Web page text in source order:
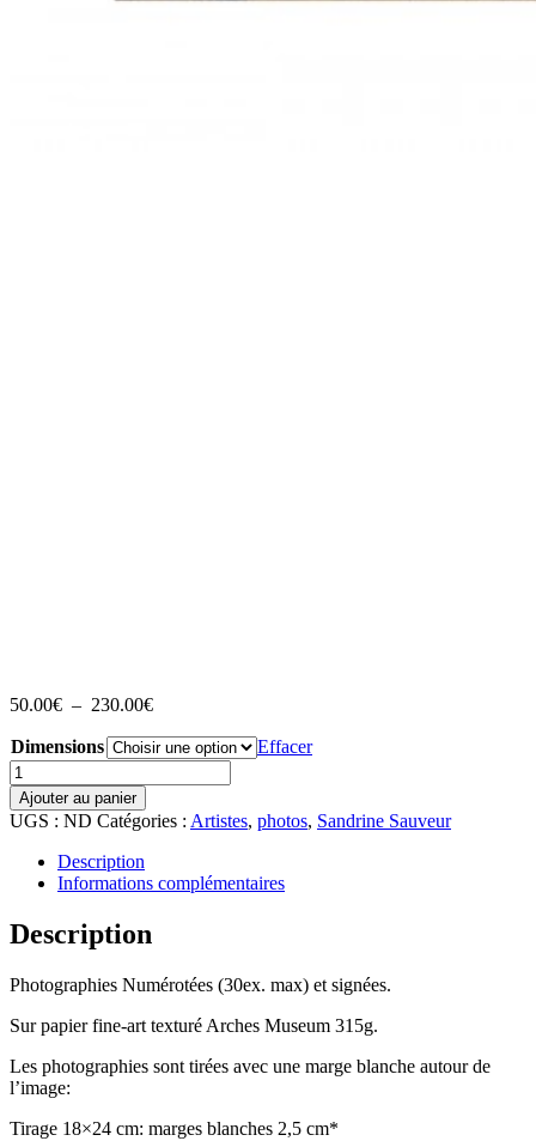
50.00€ – 230.00€Plage
prix :
50.00€
à
230.00€
Dimensions
Effacer
quantité
de
landscape
0076
Ajouter au panier
UGS : ND Catégories : Artistes, photos, Sandrine Sauveur
Description
Informations complémentaires
Description
Photographies Numérotées (30ex. max) et signées.
Sur papier fine-art texturé Arches Museum 315g.
Les photographies sont tirées avec une marge blanche autour de
l’image:
Tirage 18×24 cm: marges blanches 2,5 cm*